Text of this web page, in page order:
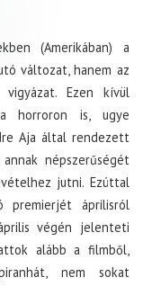
(Amerikában) a
változat, hanem az
Ezen kívül
horroron is, ugye
Aja által rendezett
népszerűségét
jutni. Ezúttal
premierjét áprilisról
végén jelenteti
alább a filmből,
nem sokat